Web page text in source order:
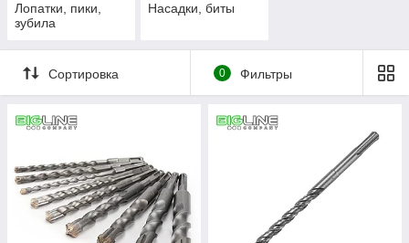
Лопатки, пики,
зубила
Насадки, биты
Сортировка 0 Фильтры